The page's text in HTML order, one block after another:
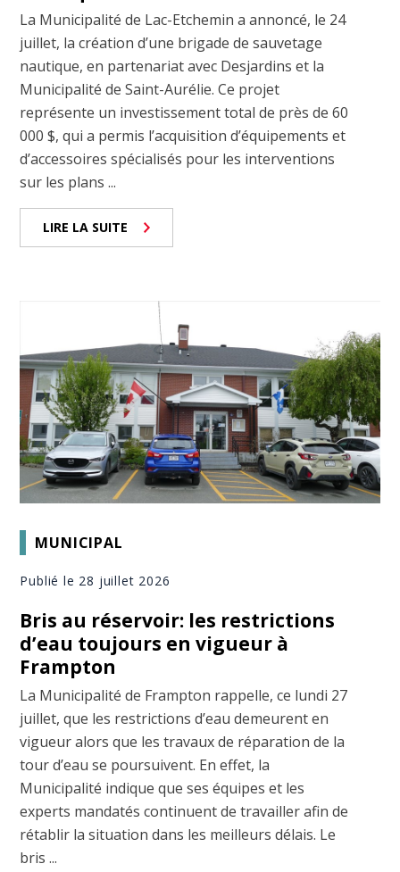
La Municipalité de Lac-Etchemin a annoncé, le 24
juillet, la création d’une brigade de sauvetage
nautique, en partenariat avec Desjardins et la
Municipalité de Saint-Aurélie. Ce projet
représente un investissement total de près de 60
000 $, qui a permis l’acquisition d’équipements et
d’accessoires spécialisés pour les interventions
sur les plans ...
LIRE LA SUITE
MUNICIPAL
Publié le 28 juillet 2026
Bris au réservoir: les restrictions
d’eau toujours en vigueur à
Frampton
La Municipalité de Frampton rappelle, ce lundi 27
juillet, que les restrictions d’eau demeurent en
vigueur alors que les travaux de réparation de la
tour d’eau se poursuivent. En effet, la
Municipalité indique que ses équipes et les
experts mandatés continuent de travailler afin de
rétablir la situation dans les meilleurs délais. Le
bris ...